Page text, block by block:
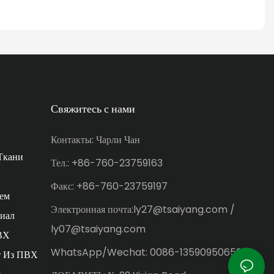
Из ПВХ
Свяжитесь с нами
Контакты: Чарли Чан
Тел.: +86-760-23759163
Факс: +86-760-23759197
Электронная почта:ly27@tsaiyang.com /
ly07@tsaiyang.com
WhatsApp/Wechat: 0086-13590950659